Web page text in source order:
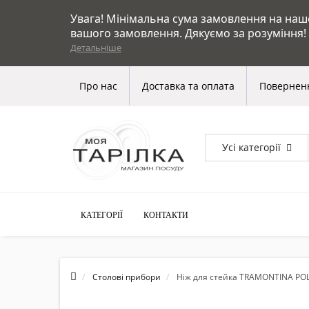
Увага! Мінімальна сума замовлення на
вашого замовлення. Дякуємо за розуміння!
Детальніше
Про нас Доставка та оплата
Усі категорії
КАТЕГОРІЇ КОНТАКТИ
Столові прибори Ніж для стейка TRAMONTINA